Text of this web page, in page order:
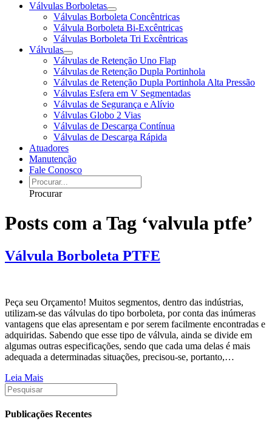
Válvulas Borboletas
Válvulas Borboleta Concêntricas
Válvula Borboleta Bi-Excêntricas
Válvulas Borboleta Tri Excêntricas
Válvulas
Válvulas de Retenção Uno Flap
Válvulas de Retenção Dupla Portinhola
Válvulas de Retenção Dupla Portinhola Alta Pressão
Válvulas Esfera em V Segmentadas
Válvulas de Segurança e Alívio
Válvulas Globo 2 Vias
Válvulas de Descarga Contínua
Válvulas de Descarga Rápida
Atuadores
Manutenção
Fale Conosco
Procurar
Posts com a Tag ‘valvula ptfe’
Válvula Borboleta PTFE
Peça seu Orçamento! Muitos segmentos, dentro das indústrias,
utilizam-se das válvulas do tipo borboleta, por conta das inúmeras
vantagens que elas apresentam e por serem facilmente encontradas e
adquiridas. Sabendo que esse tipo de válvula, ainda se divide em
algumas outras especificações, sendo que cada uma delas é mais
adequada a determinadas situações, precisou-se, portanto,…
Leia Mais
Publicações Recentes